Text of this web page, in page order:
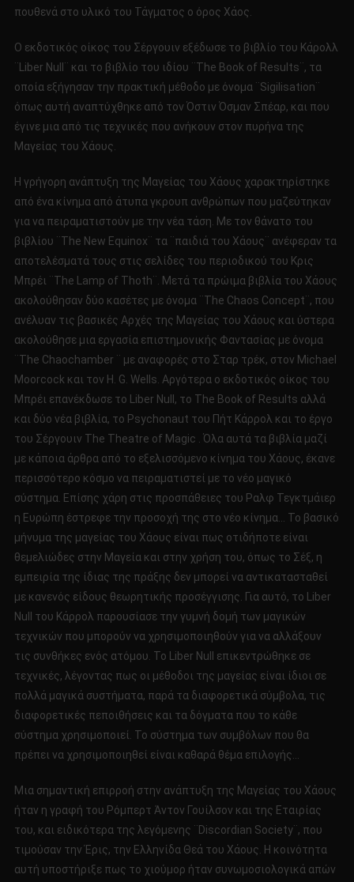
πουθενά στο υλικό του Τάγματος ο όρος Χάος.
Ο εκδοτικός οίκος του Σέργουιν εξέδωσε το βιβλίο του Κάρολλ
¨Liber Null¨ και το βιβλίο του ιδίου ¨The Book of Results¨, τα
οποία εξήγησαν την πρακτική μέθοδο με όνομα ¨Sigilisation¨
όπως αυτή αναπτύχθηκε από τον Όστιν Όσμαν Σπέαρ, και που
έγινε μια από τις τεχνικές που ανήκουν στον πυρήνα της
Μαγείας του Χάους.
Η γρήγορη ανάπτυξη της Μαγείας του Χάους χαρακτηρίστηκε
από ένα κίνημα από άτυπα γκρουπ ανθρώπων που μαζεύτηκαν
για να πειραματιστούν με την νέα τάση. Με τον θάνατο του
βιβλίου ¨The New Equinox¨ τα ¨παιδιά του Χάους¨ ανέφεραν τα
αποτελέσματά τους στις σελίδες του περιοδικού του Κρις
Μπρέι ¨The Lamp of Thoth¨. Μετά τα πρώιμα βιβλία του Χάους
ακολούθησαν δύο κασέτες με όνομα ¨The Chaos Concept¨, που
ανέλυαν τις βασικές Αρχές της Μαγείας του Χάους και ύστερα
ακολούθησε μια εργασία επιστημονικής Φαντασίας με όνομα
¨The Chaochamber ¨ με αναφορές στο Σταρ τρέκ, στον Michael
Moorcock και τον Η. G. Wells. Αργότερα ο εκδοτικός οίκος του
Μπρέι επανέκδωσε το Liber Null, το The Book of Results αλλά
και δύο νέα βιβλία, το Psychonaut του Πήτ Κάρρολ και το έργο
του Σέργουιν The Theatre of Magic . Όλα αυτά τα βιβλία μαζί
με κάποια άρθρα από το εξελισσόμενο κίνημα του Χάους, έκανε
περισσότερο κόσμο να πειραματιστεί με το νέο μαγικό
σύστημα. Επίσης χάρη στις προσπάθειες του Ραλφ Τεγκτμάιερ
η Ευρώπη έστρεφε την προσοχή της στο νέο κίνημα… Το βασικό
μήνυμα της μαγείας του Χάους είναι πως οτιδήποτε είναι
θεμελιώδες στην Μαγεία και στην χρήση του, όπως το Σέξ, η
εμπειρία της ίδιας της πράξης δεν μπορεί να αντικατασταθεί
με κανενός είδους θεωρητικής προσέγγισης. Για αυτό, το Liber
Null του Κάρρολ παρουσίασε την γυμνή δομή των μαγικών
τεχνικών που μπορούν να χρησιμοποιηθούν για να αλλάξουν
τις συνθήκες ενός ατόμου. Το Liber Null επικεντρώθηκε σε
τεχνικές, λέγοντας πως οι μέθοδοι της μαγείας είναι ίδιοι σε
πολλά μαγικά συστήματα, παρά τα διαφορετικά σύμβολα, τις
διαφορετικές πεποιθήσεις και τα δόγματα που το κάθε
σύστημα χρησιμοποιεί. Το σύστημα των συμβόλων που θα
πρέπει να χρησιμοποιηθεί είναι καθαρά θέμα επιλογής…
Μια σημαντική επιρροή στην ανάπτυξη της Μαγείας του Χάους
ήταν η γραφή του Ρόμπερτ Άντον Γουίλσον και της Εταιρίας
του, και ειδικότερα της λεγόμενης ¨Discordian Society¨, που
τιμούσαν την Έρις, την Ελληνίδα Θεά του Χάους. Η κοινότητα
αυτή υποστήριξε πως το χιούμορ ήταν συνωμοσιολογικά απών